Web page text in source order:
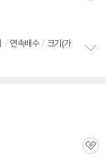
/ 연속배수 / 크기(가
관